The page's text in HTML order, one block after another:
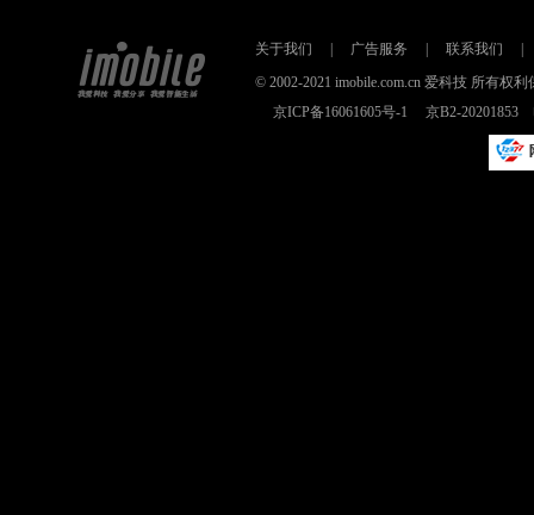
关于我们 广告服务 联系我们
© 2002-2021 imobile.com.cn 爱科技 所有权
京ICP备16061605号-1
京B2-20201853